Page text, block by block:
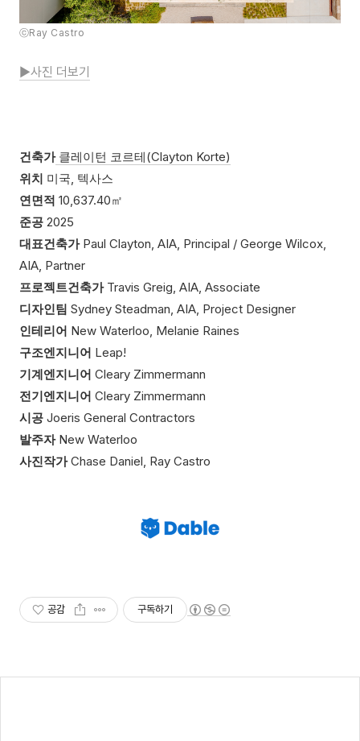
ⓒRay Castro
▶사진 더보기
건축가클레이턴 코르테(Clayton Korte)
위치 미국, 텍사스
연면적 10,637.40㎡
준공 2025
대표건축가Paul Clayton, AIA, Principal / George Wilcox,
AIA, Partner
프로젝트건축가Travis Greig, AIA, Associate
디자인팀 Sydney Steadman, AIA, Project Designer
인테리어 New Waterloo, Melanie Raines
구조엔지니어 Leap!
기계엔지니어 Cleary Zimmermann
전기엔지니어 Cleary Zimmermann
시공 Joeris General Contractors
발주자New Waterloo
사진작가Chase Daniel, Ray Castro
공감 구독하기